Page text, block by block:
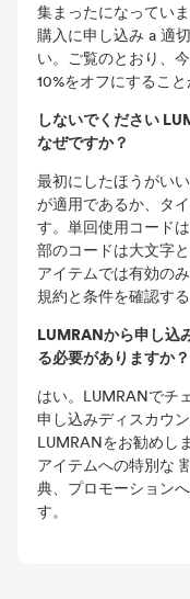
集まったになってい
購入に申し込み a 適
い。ご覧のとおり、
10%をオフにすること
しないでください
なぜですか？
最初にしたほうがい
が適用であるか、タ
す。単回使用コード
部のコードは大文字
アイテムでは有効の
規約と条件を確認す
LUMRANから申し込
る必要がありますか？
はい。LUMRANでチ
申し込みディスカウ
LUMRANをお勧めし
アイテムへの特別な
典、プロモーション
す。